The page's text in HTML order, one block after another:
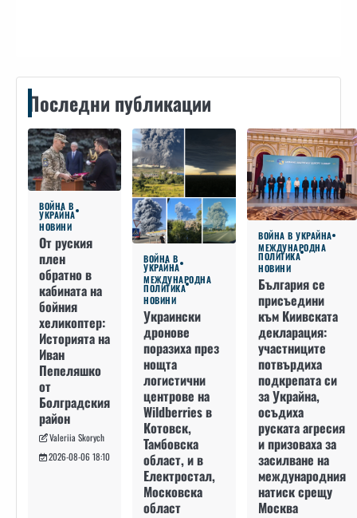
Последни публикации
ВОЙНА В
УКРАЙНА
НОВИНИ
От руския
плен
обратно в
кабината на
бойния
хеликоптер:
Историята на
Иван
Пепеляшко
от
Болградския
район
Valeriia Skorych
2026-08-06 18:10
ВОЙНА В
УКРАЙНА
МЕЖДУНАРОДНА
ПОЛИТИКА
НОВИНИ
Украински
дронове
поразиха през
нощта
логистични
центрове на
Wildberries в
Котовск,
Тамбовска
област, и в
Електростал,
Московска
област
ВОЙНА В УКРАЙНА
МЕЖДУНАРОДНА
ПОЛИТИКА
НОВИНИ
България се
присъедини
към Киивската
декларация:
участниците
потвърдиха
подкрепата си
за Украйна,
осъдиха
руската агресия
и призоваха за
засилване на
международния
натиск срещу
Москва